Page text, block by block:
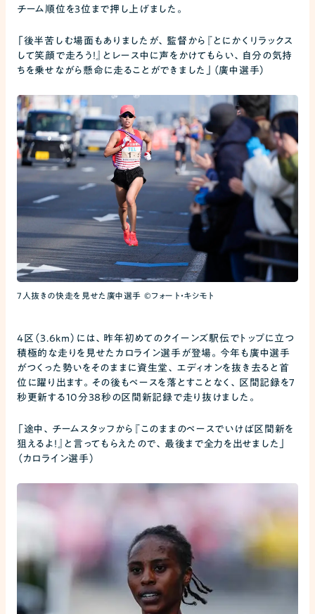
チーム順位を3位まで押し上げました。
「後半苦しむ場面もありましたが、監督から『とにかくリラックス
して笑顔で走ろう！』とレース中に声をかけてもらい、自分の気持
ちを乗せながら懸命に走ることができました」（廣中選手）
7人抜きの快走を見せた廣中選手 ©フォート・キシモト
4区（3.6km）には、昨年初めてのクイーンズ駅伝でトップに立つ
積極的な走りを見せたカロライン選手が登場。今年も廣中選手
がつくった勢いをそのままに資生堂、エディオンを抜き去ると首
位に躍り出ます。その後もペースを落とすことなく、区間記録を7
秒更新する10分38秒の区間新記録で走り抜けました。
「途中、チームスタッフから『このままのペースでいけば区間新を
狙えるよ！』と言ってもらえたので、最後まで全力を出せました」
（カロライン選手）